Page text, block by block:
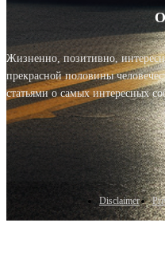
Жизненно, позитивно,
прекрасной половины
статьями о самых интересных
Disclaimer